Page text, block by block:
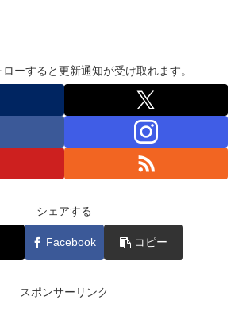
ーすると更新通知が受け取れます。
シェアする
Facebook コピー
スポンサーリンク